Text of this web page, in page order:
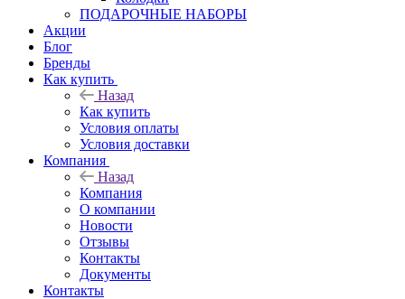
ПОДАРОЧНЫЕ НАБОРЫ
Акции
Блог
Бренды
Как купить
Назад
Как купить
Условия оплаты
Условия доставки
Компания
Назад
Компания
О компании
Новости
Отзывы
Контакты
Документы
Контакты